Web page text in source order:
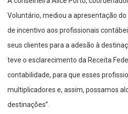
Voluntário, mediou a apresentação
de incentivo aos profissionais
seus clientes para a adesão à
teve o esclarecimento da Receita
contabilidade, para que esses
multiplicadores e, assim, possamos
destinações”.